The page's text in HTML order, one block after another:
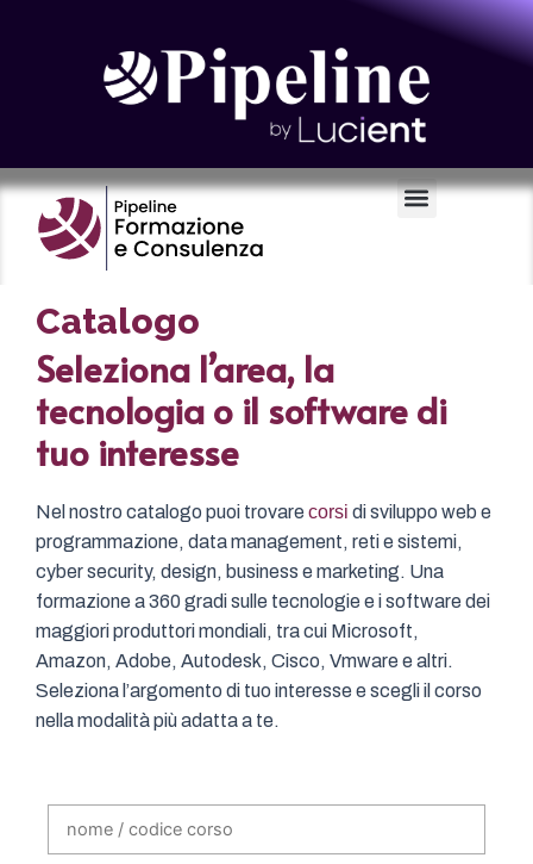
Catalogo
Seleziona l’area, la
tecnologia o il software di
tuo interesse
Nel nostro catalogo puoi trovarecorsi di sviluppo web e
programmazione, data management, reti e sistemi,
cyber security, design, business e marketing. Una
formazione a 360 gradi sulle tecnologie e i software dei
maggiori produttori mondiali, tra cui Microsoft,
Amazon, Adobe, Autodesk, Cisco, Vmware e altri.
Seleziona l’argomento di tuo interesse e scegli il corso
nella modalità più adatta a te.